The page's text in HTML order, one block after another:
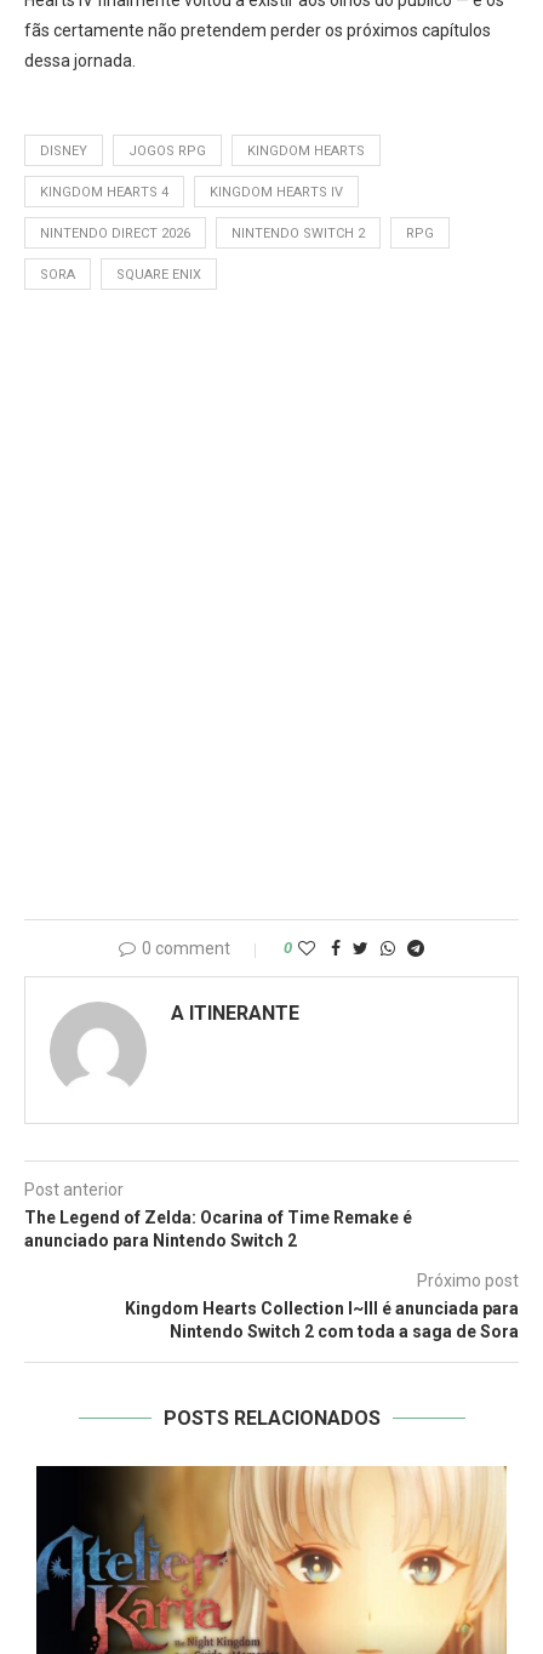
fãs certamente não pretendem perder os próximos capítulos
dessa jornada.
DISNEY JOGOS RPG KINGDOM HEARTS
KINGDOM HEARTS 4 KINGDOM HEARTS IV
NINTENDO DIRECT 2026 NINTENDO SWITCH 2 RPG
SORA SQUARE ENIX
0 comment 0
A ITINERANTE
Post anterior
The Legend of Zelda: Ocarina of Time Remake é
anunciado para Nintendo Switch 2
Próximo post
Kingdom Hearts Collection I~III é anunciada para
Nintendo Switch 2 com toda a saga de Sora
POSTS RELACIONADOS